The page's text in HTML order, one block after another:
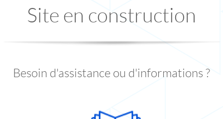
Site en construction
Besoin d'assistance ou d'informations ?